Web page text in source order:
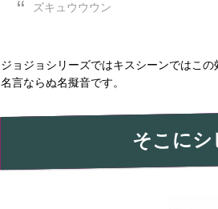
ズキュウウウン
ジョジョシリーズではキスシーンではこ
名言ならぬ名擬音です。
そこにシ